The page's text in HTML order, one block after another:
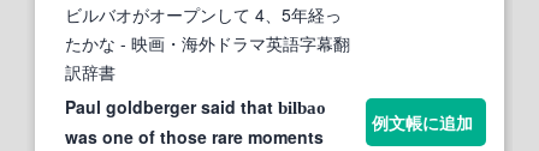
ビルバオがオープンして 4、5年経っ
たかな - 映画・海外ドラマ英語字幕翻
訳辞書
Paul goldberger said that bilbao
was one of those rare moments
例文帳に追加